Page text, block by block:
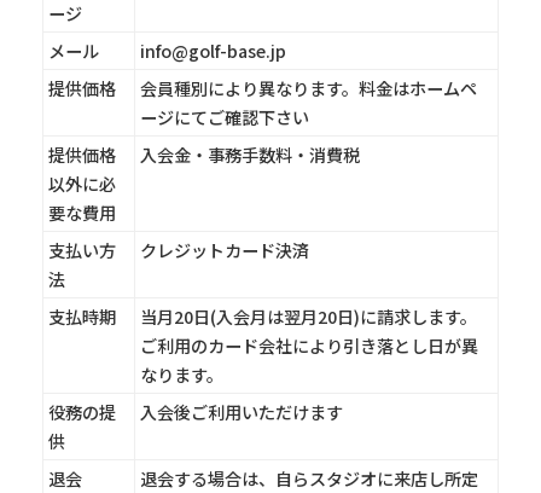
ージ
メール
info@golf-base.jp
提供価格
会員種別により異なります。料金はホームペ
ージにてご確認下さい
提供価格
以外に必
要な費用
入会金・事務手数料・消費税
支払い方
法
クレジットカード決済
支払時期
当月20日(入会月は翌月20日)に請求します。
ご利用のカード会社により引き落とし日が異
なります。
役務の提
供
入会後ご利用いただけます
退会
退会する場合は、自らスタジオに来店し所定